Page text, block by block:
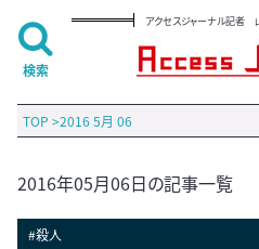
アクセスジャーナル記者
TOP >2016 5月 06
2016年05月06日の記事一覧
#殺人
検索